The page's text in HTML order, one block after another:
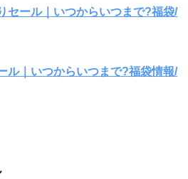
セール｜いつからいつまで?福袋/
ル｜いつからいつまで?福袋情報/